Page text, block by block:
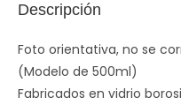
Descripción
Foto orientativa, no se
(Modelo de 500ml)
Fabricados en vidrio